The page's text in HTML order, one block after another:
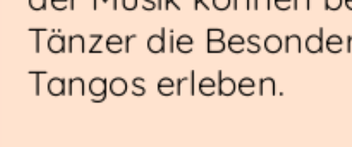
Tänzer die
Tangos erleben.